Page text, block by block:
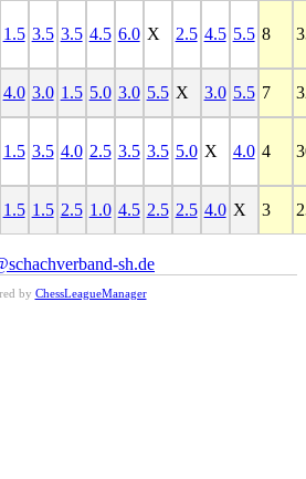
1.5 3.5 3.5 4.5 6.0 X 2.5 4.5 5.5 8
4.0 3.0 1.5 5.0 3.0 5.5 X 3.0 5.5 7
1.5 3.5 4.0 2.5 3.5 3.5 5.0 X 4.0 4
1.5 1.5 2.5 1.0 4.5 2.5 2.5 4.0 X 3
sh.de
by ChessLeagueManager